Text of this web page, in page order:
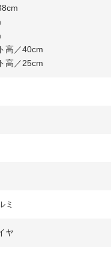
高／40cm
高／25cm
ミ
ヤ